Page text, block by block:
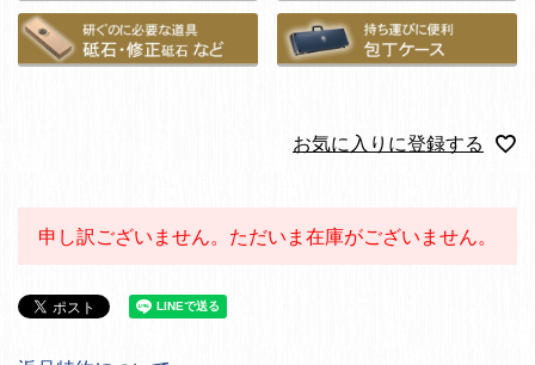
お気に入りに登録する
申し訳ございません。ただいま在庫がございません。